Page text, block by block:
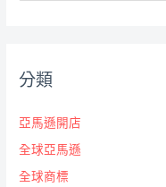
分類
亞馬遜開店
全球亞馬遜
全球商標